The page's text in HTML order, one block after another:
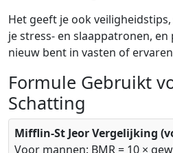
Het geeft je ook
je stress- en slaappatronen, en
nieuw bent in vasten of
Formule Gebruikt
Schatting
Mifflin-St Jeor Vergelijking
Voor mannen: BMR = 10 ×